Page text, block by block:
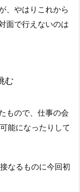
、やはりこれから
面で行えないのは
む
もので、仕事の会
能になったりして
なるものに今回初